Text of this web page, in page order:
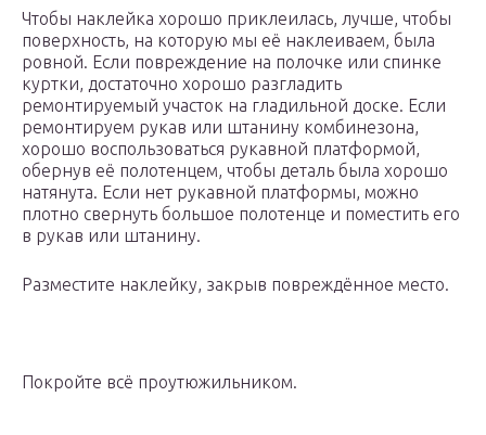
Чтобы наклейка хорошо приклеилась, лучше, чтобы
поверхность, на которую мы её наклеиваем, была
ровной. Если повреждение на полочке или спинке
куртки, достаточно хорошо разгладить
ремонтируемый участок на гладильной доске. Если
ремонтируем рукав или штанину комбинезона,
хорошо воспользоваться рукавной платформой,
обернув её полотенцем, чтобы деталь была хорошо
натянута. Если нет рукавной платформы, можно
плотно свернуть большое полотенце и поместить его
в рукав или штанину.
Разместите наклейку, закрыв повреждённое место.
Покройте всё проутюжильником.